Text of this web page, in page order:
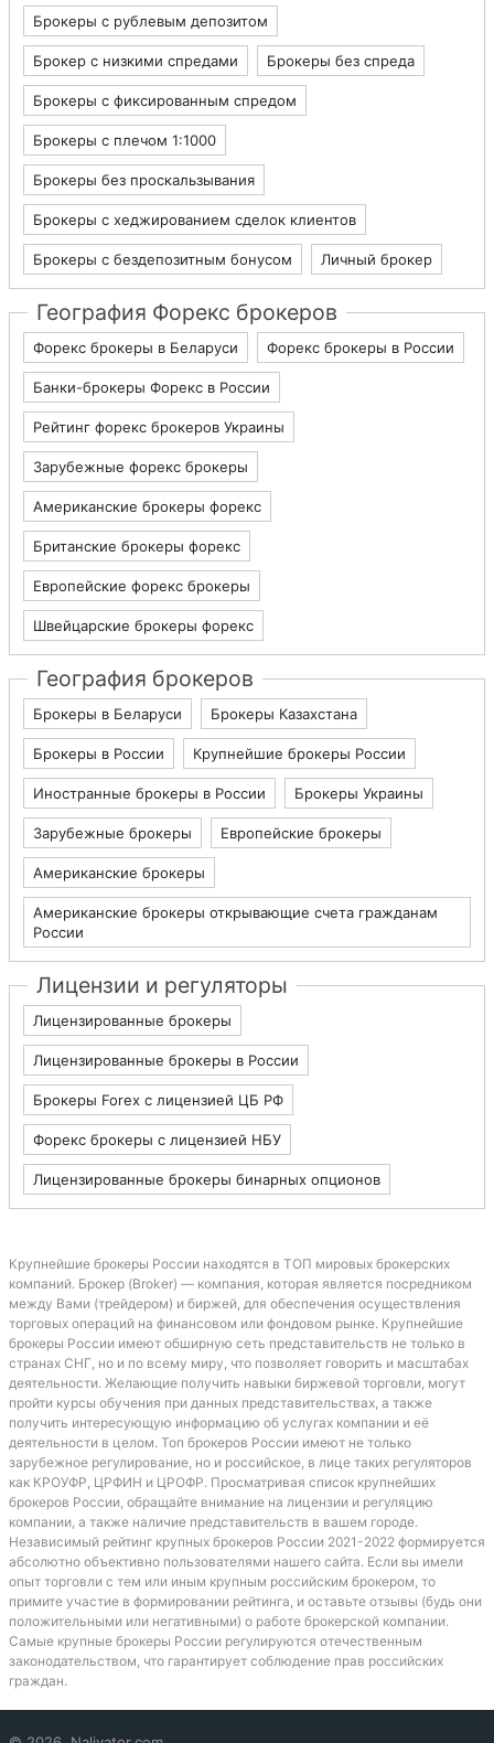
Брокеры с рублевым депозитом
Брокер с низкими спредами Брокеры без спреда
Брокеры с фиксированным спредом
Брокеры с плечом 1:1000
Брокеры без проскальзывания
Брокеры с хеджированием сделок клиентов
Брокеры с бездепозитным бонусом Личный брокер
География Форекс брокеров
Форекс брокеры в Беларуси Форекс брокеры в России
Банки-брокеры Форекс в России
Рейтинг форекс брокеров Украины
Зарубежные форекс брокеры
Американские брокеры форекс
Британские брокеры форекс
Европейские форекс брокеры
Швейцарские брокеры форекс
География брокеров
Брокеры в Беларуси Брокеры Казахстана
Брокеры в России Крупнейшие брокеры России
Иностранные брокеры в России Брокеры Украины
Зарубежные брокеры Европейские брокеры
Американские брокеры
Американские брокеры открывающие счета гражданам
России
Лицензии и регуляторы
Лицензированные брокеры
Лицензированные брокеры в России
Брокеры Forex с лицензией ЦБ РФ
Форекс брокеры с лицензией НБУ
Лицензированные брокеры бинарных опционов
Крупнейшие брокеры России находятся в ТОП мировых брокерских
компаний. Брокер (Broker) — компания, которая является посредником
между Вами (трейдером) и биржей, для обеспечения осуществления
торговых операций на финансовом или фондовом рынке. Крупнейшие
брокеры России имеют обширную сеть представительств не только в
странах СНГ, но и по всему миру, что позволяет говорить и масштабах
деятельности. Желающие получить навыки биржевой торговли, могут
пройти курсы обучения при данных представительствах, а также
получить интересующую информацию об услугах компании и её
деятельности в целом. Топ брокеров России имеют не только
зарубежное регулирование, но и российское, в лице таких регуляторов
как КРОУФР, ЦРФИН и ЦРОФР. Просматривая список крупнейших
брокеров России, обращайте внимание на лицензии и регуляцию
компании, а также наличие представительств в вашем городе.
Независимый рейтинг крупных брокеров России 2021-2022 формируется
абсолютно объективно пользователями нашего сайта. Если вы имели
опыт торговли с тем или иным крупным российским брокером, то
примите участие в формировании рейтинга, и оставьте отзывы (будь они
положительными или негативными) о работе брокерской компании.
Самые крупные брокеры России регулируются отечественным
законодательством, что гарантирует соблюдение прав российских
граждан.